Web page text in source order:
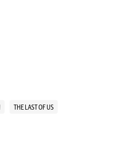
THE LAST OF US